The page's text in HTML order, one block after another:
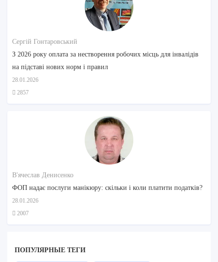
ПОПУЛЯРНЫЕ ТЕГИ
Сергій Гонтаровський
З 2026 року оплата за нестворення робочих місць для інвалідів
на підставі нових норм і правил
28.01.2026
2857
В'ячеслав Денисенко
ФОП надає послуги манікюру: скільки і коли платити податків?
28.01.2026
2007